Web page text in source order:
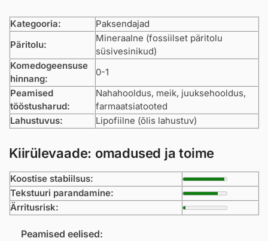
Kategooria:
Paksendajad
Päritolu:
Mineraalne (fossiilset päritolu
süsivesinikud)
Komedogeensuse
hinnang:
0-1
Peamised
tööstusharud:
Nahahooldus, meik, juuksehooldus,
farmaatsiatooted
Lahustuvus:
Lipofiilne (õlis lahustuv)
Kiirülevaade: omadused ja toime
Koostise stabiilsus:
Tekstuuri parandamine:
Ärritusrisk:
Peamised eelised: